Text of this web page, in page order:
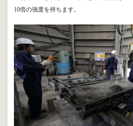
10倍の強度を持ちます。